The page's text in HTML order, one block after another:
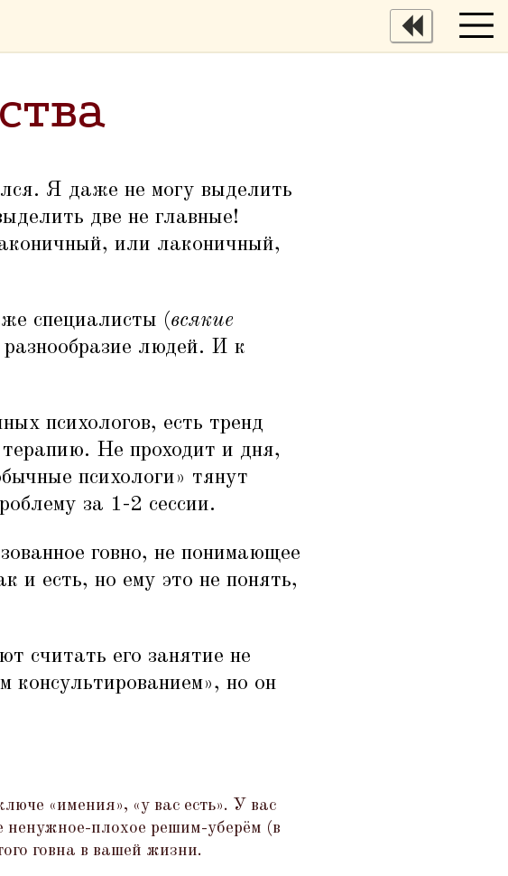
Я даже не могу выделить
две не главные!
или лаконичный,
специалисты (всякие
людей. И к
психологов, есть тренд
Не проходит и дня,
психологи» тянут
за 1-2 сессии.
говно, не понимающее
и есть, но ему это не понять,
считать его занятие не
консультированием», но он
«имения», «у вас есть». У вас
плохое решим-уберём (в
говна в вашей жизни.